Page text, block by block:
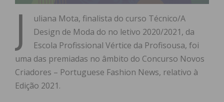
J
uliana Mota, finalista do curso Técnico/A
Design de Moda do no letivo 2020/2021, da
Escola Profissional Vértice da Profisousa, foi
uma das premiadas no âmbito do Concurso Novos
Criadores – Portuguese Fashion News, relativo à
Edição 2021.